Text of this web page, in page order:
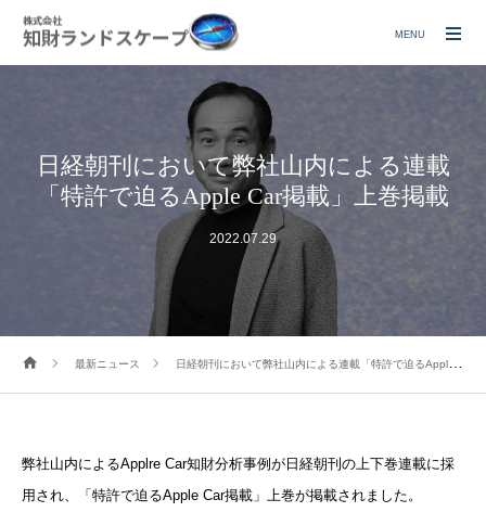
日経朝刊において弊社山内による連載
「特許で迫るApple Car掲載」上巻掲載
2022.07.29
最新ニュース 日経朝刊において弊社山内による連載「特許で迫るApple Car掲載」上巻掲載
弊社山内によるApplre Car知財分析事例が日経朝刊の上下巻連載に採
用され、「特許で迫るApple Car掲載」上巻が掲載されました。
MENU